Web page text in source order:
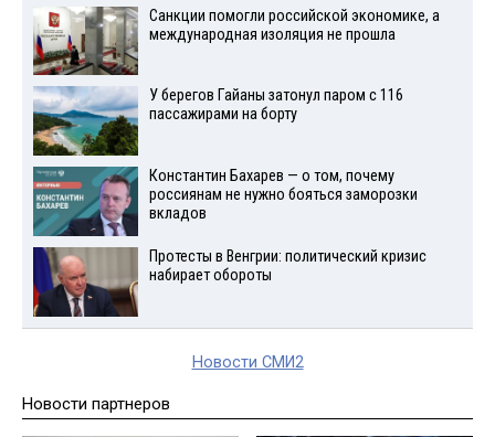
Санкции помогли российской экономике, а
международная изоляция не прошла
У берегов Гайаны затонул паром с 116
пассажирами на борту
Константин Бахарев — о том, почему
россиянам не нужно бояться заморозки
вкладов
Протесты в Венгрии: политический кризис
набирает обороты
Новости СМИ2
Новости партнеров